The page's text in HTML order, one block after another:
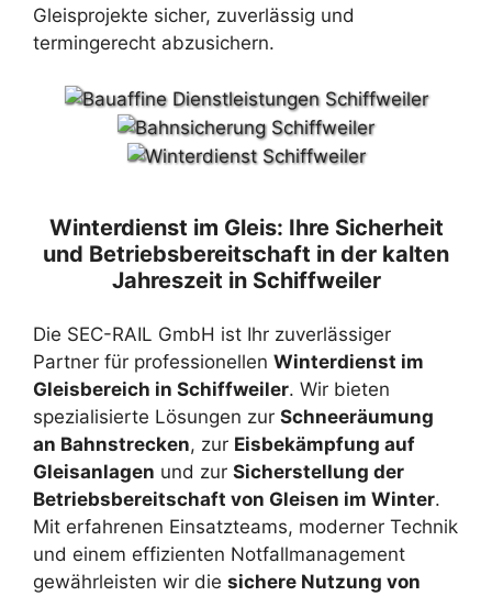
Gleisprojekte sicher, zuverlässig und
termingerecht abzusichern.
Winterdienst im Gleis: Ihre Sicherheit
und Betriebsbereitschaft in der kalten
Jahreszeit in Schiffweiler
Die SEC-RAIL GmbH ist Ihr zuverlässiger
Partner für professionellen Winterdienst im
Gleisbereich in Schiffweiler. Wir bieten
spezialisierte Lösungen zur Schneeräumung
an Bahnstrecken, zur Eisbekämpfung auf
Gleisanlagen und zur Sicherstellung der
Betriebsbereitschaft von Gleisen im Winter.
Mit erfahrenen Einsatzteams, moderner Technik
und einem effizienten Notfallmanagement
gewährleisten wir die sichere Nutzung von